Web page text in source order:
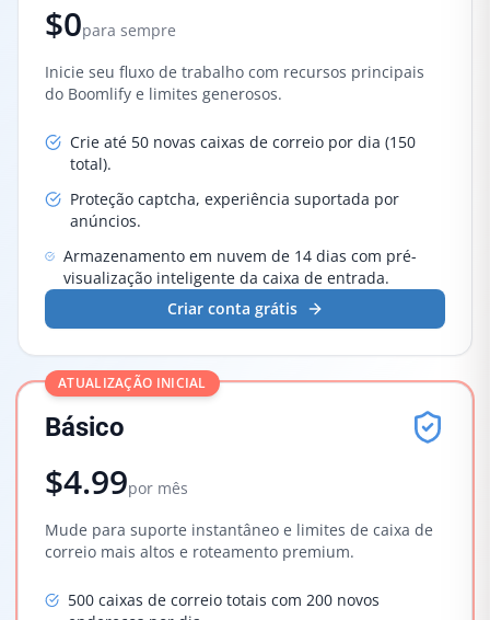
$0para sempre
Inicie seu fluxo de trabalho com recursos principais
do Boomlify e limites generosos.
Crie até 50 novas caixas de correio por dia (150
total).
Proteção captcha, experiência suportada por
anúncios.
Armazenamento em nuvem de 14 dias com pré-
visualização inteligente da caixa de entrada.
Criar conta grátis
ATUALIZAÇÃO INICIAL
Básico
$4.99por mês
Mude para suporte instantâneo e limites de caixa de
correio mais altos e roteamento premium.
500 caixas de correio totais com 200 novos